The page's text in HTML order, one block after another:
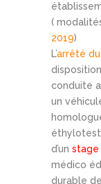
(
2019)
L’arrêté
conduite
un
éthylotest
d’un stage
médico
durable